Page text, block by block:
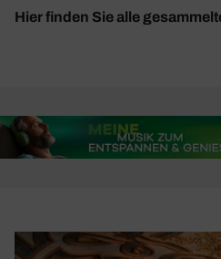
Hier finden Sie alle